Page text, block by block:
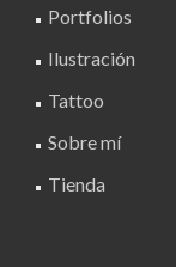
Portfolios
Ilustración
Tattoo
Sobre mí
Tienda